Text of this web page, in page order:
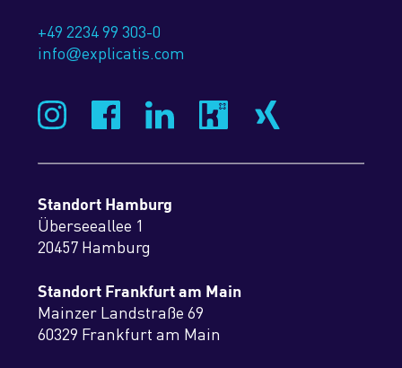
+49 2234 99 303-0
info@explicatis.com
Standort Hamburg
Überseeallee 1
20457 Hamburg
Standort Frankfurt am Main
Mainzer Landstraße 69
60329 Frankfurt am Main